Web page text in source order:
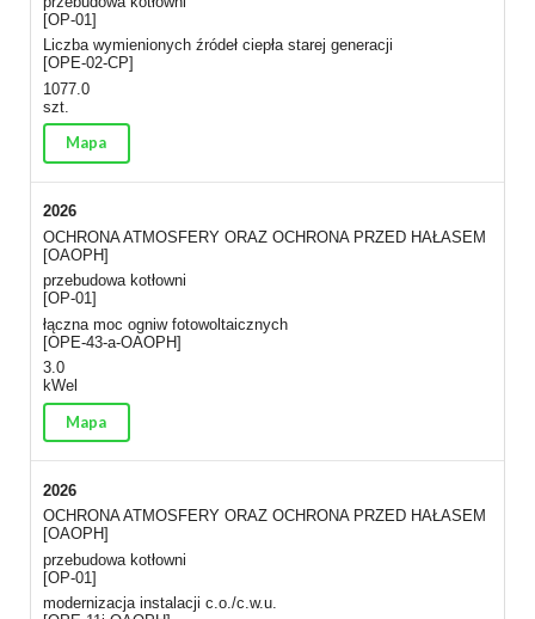
[OP-01]
Liczba wymienionych źródeł ciepła starej generacji
[OPE-02-CP]
1077.0
szt.
Mapa
2026
OCHRONA ATMOSFERY ORAZ OCHRONA PRZED HAŁASEM
[OAOPH]
przebudowa kotłowni
[OP-01]
łączna moc ogniw fotowoltaicznych
[OPE-43-a-OAOPH]
3.0
kWel
Mapa
2026
OCHRONA ATMOSFERY ORAZ OCHRONA PRZED HAŁASEM
[OAOPH]
przebudowa kotłowni
[OP-01]
modernizacja instalacji c.o./c.w.u.